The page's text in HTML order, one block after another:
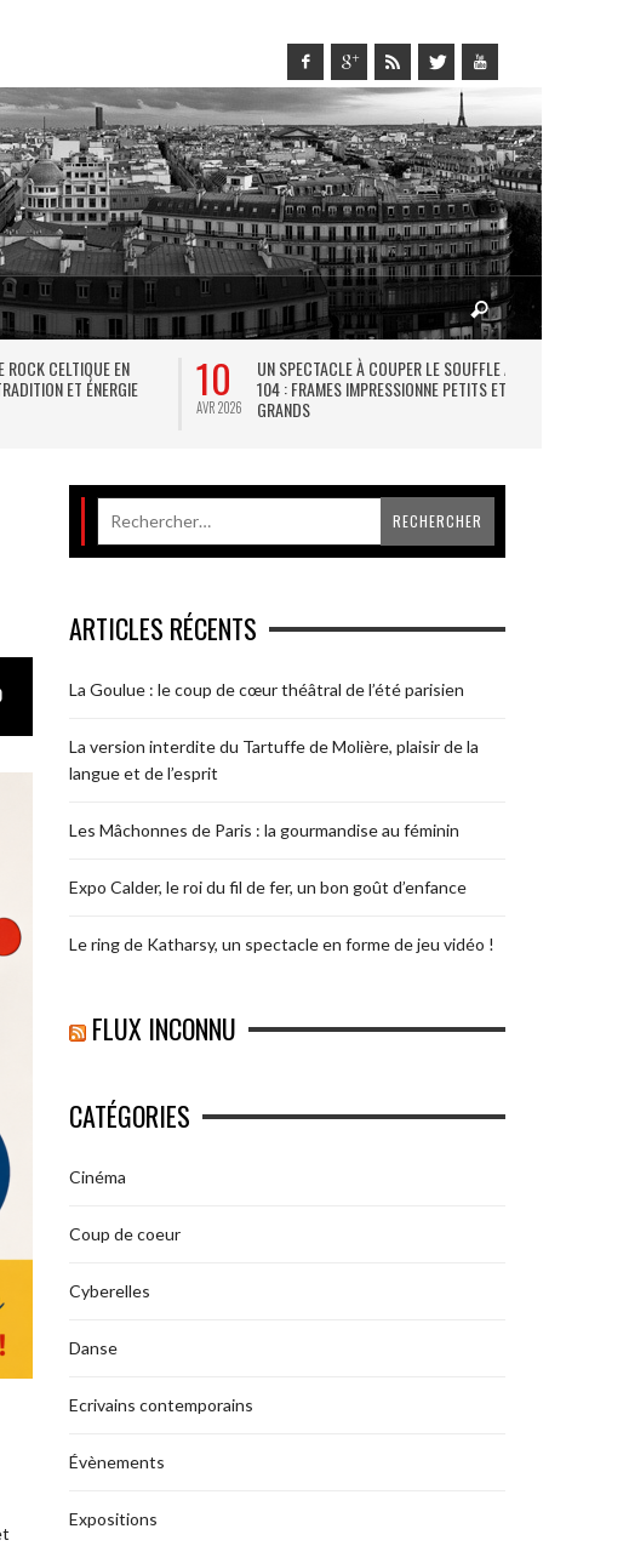
ROCK CELTIQUE EN
ET ÉNERGIE
10
AVR 2026
UN SPECTACLE À COUPER LE SOUFFLE AU
104 : FRAMES IMPRESSIONNE PETITS ET
GRANDS
ARTICLES RÉCENTS
La Goulue : le coup de cœur théâtral de l’été parisien
La version interdite du Tartuffe de Molière, plaisir de la
langue et de l’esprit
Les Mâchonnes de Paris : la gourmandise au féminin
Expo Calder, le roi du fil de fer, un bon goût d’enfance
Le ring de Katharsy, un spectacle en forme de jeu vidéo !
FLUX INCONNU
CATÉGORIES
Cinéma
Coup de coeur
Cyberelles
Danse
Ecrivains contemporains
Évènements
Expositions